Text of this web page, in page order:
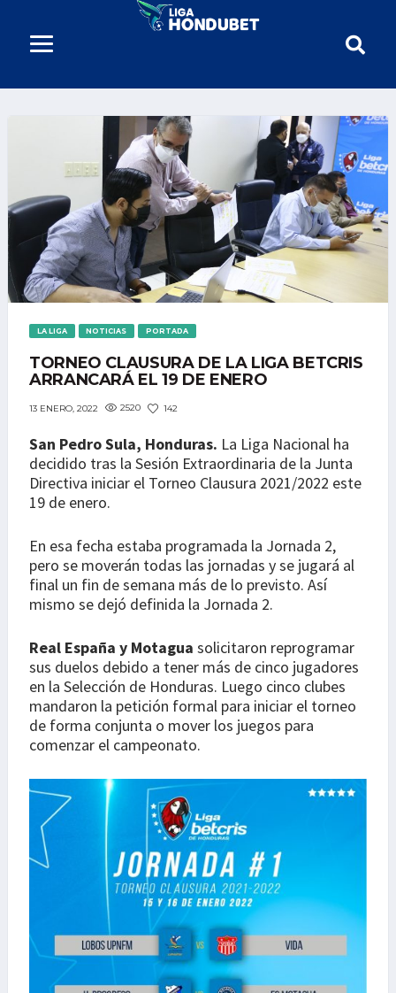
LA LIGA NOTICIAS PORTADA
TORNEO CLAUSURA DE LA LIGA BETCRIS
ARRANCARÁ EL 19 DE ENERO
13 ENERO, 2022 2520 142
San Pedro Sula, Honduras. La Liga Nacional ha
decidido tras la Sesión Extraordinaria de la Junta
Directiva iniciar el Torneo Clausura 2021/2022 este
19 de enero.
En esa fecha estaba programada la Jornada 2,
pero se moverán todas las jornadas y se jugará al
final un fin de semana más de lo previsto. Así
mismo se dejó definida la Jornada 2.
Real España y Motagua solicitaron reprogramar
sus duelos debido a tener más de cinco jugadores
en la Selección de Honduras. Luego cinco clubes
mandaron la petición formal para iniciar el torneo
de forma conjunta o mover los juegos para
comenzar el campeonato.